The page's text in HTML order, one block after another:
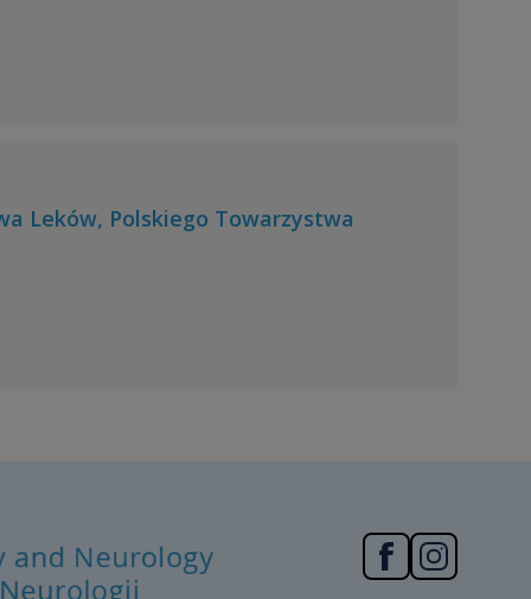
Leków, Polskiego Towarzystwa